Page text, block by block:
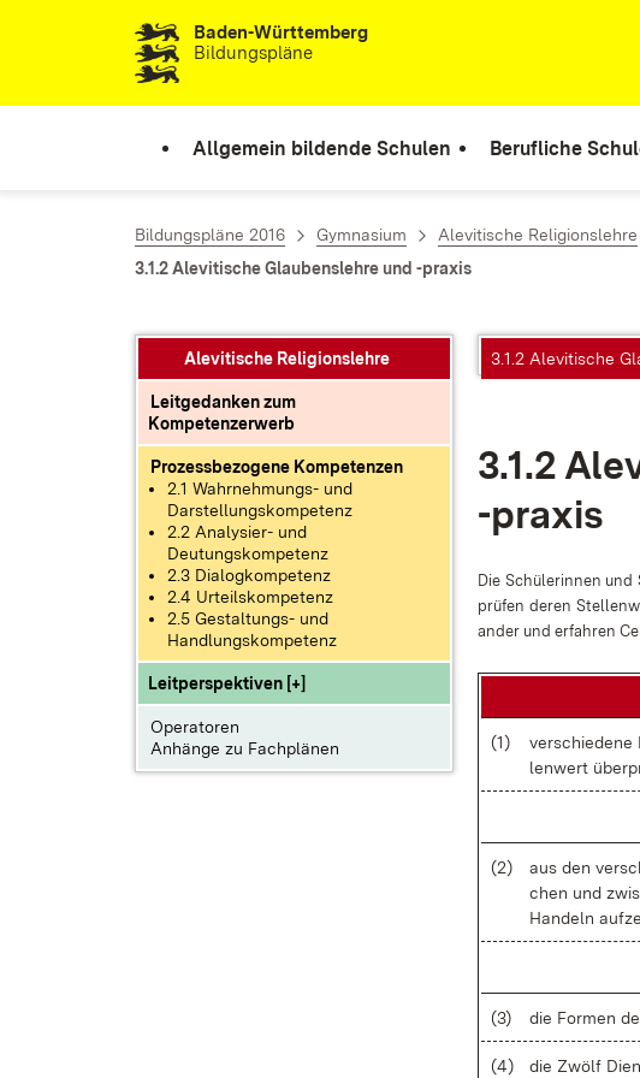
Zum Inhalt springenBaden-Württemberg
Bildungspläne
Allgemein bildende Schulen Berufliche
Bildungspläne 2016 Gymnasium Alevitische Religionslehre
3.1.2 Alevitische Glaubenslehre und -praxis
Alevitische Religionslehre
Leitgedanken zum
Kompetenzerwerb
Prozessbezogene Kompetenzen
2.1 Wahrnehmungs- und
Darstellungskompetenz
2.2 Analysier- und
Deutungskompetenz
2.3 Dialogkompetenz
2.4 Urteilskompetenz
2.5 Gestaltungs- und
Handlungskompetenz
Leitperspektiven [+]
Operatoren
Anhänge zu Fachplänen
3.1.2 Alevitische
3.1.2
-pra­xis
Die Schü­le­rin­nen und
prü­fen de­ren
an­der und er­fah­ren
(1) ver­schie­de­ne
len­wert
(2) aus den
chen und
Han­deln
(3) die For­men
(4) die Zwölf